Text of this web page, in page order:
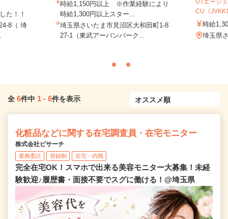
た！！
8（ 埼
時給1,150円以上 ※作業経験により
時給1,300円以上スター...
埼玉県さいたま市見沼区大和田町1-8
27-1（東武アーバンパーク...
CU《
時給
埼玉県
全 6件中 1 - 6件を表示
化粧品などに関する在宅調査員・在宅モニター
株式会社ビサーチ
業務委託 登録制 在宅・内職
完全在宅OK！スマホで出来る美容モニター大募集！未経
験歓迎♪履歴書・面接不要でスグに働ける！@埼玉県